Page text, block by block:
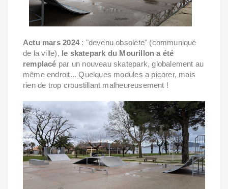
Actu mars 2024: "devenu obsolète" (communiqué
de la ville), le skatepark du Mourillon a été
remplacé par un nouveau skatepark, globalement au
même endroit... Quelques modules a picorer, mais
rien de trop croustillant malheureusement !